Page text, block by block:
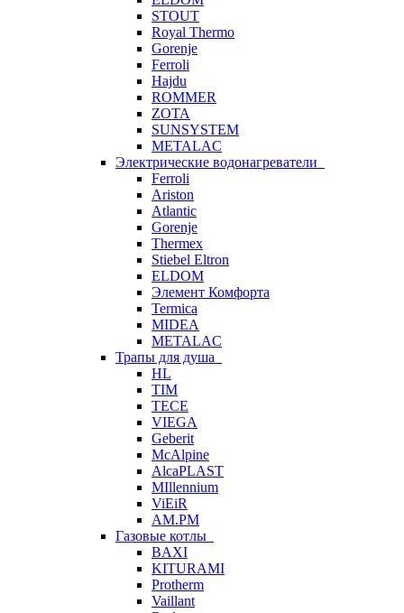
STOUT
Royal Thermo
Gorenje
Ferroli
Hajdu
ROMMER
ZOTA
SUNSYSTEM
METALAC
Электрические водонагреватели
Ferroli
Ariston
Atlantic
Gorenje
Thermex
Stiebel Eltron
ELDOM
Элемент Комфорта
Termica
MIDEA
METALAC
Трапы для душа
HL
TIM
TECE
VIEGA
Geberit
McAlpine
AlcaPLAST
MIllennium
ViEiR
AM.PM
Газовые котлы
BAXI
KITURAMI
Protherm
Vaillant